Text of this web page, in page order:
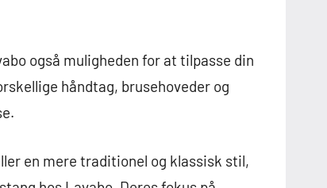
også muligheden for at tilpasse din
håndtag, brusehoveder og
en mere traditionel og klassisk stil,